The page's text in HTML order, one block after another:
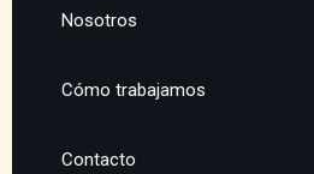
Nosotros
Cómo trabajamos
Contacto